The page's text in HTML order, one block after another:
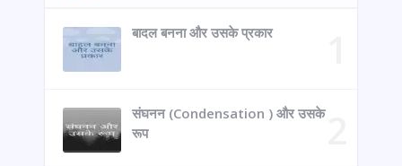
बादल बनना और उसके प्रकार
संघनन (Condensation ) और उसके
रूप